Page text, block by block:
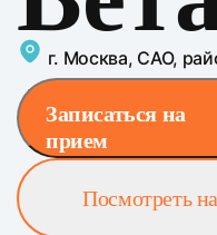
г. Москва, САО,
Записаться на
прием
Посмотреть